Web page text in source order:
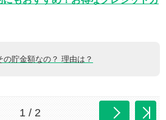
の貯金額なの？ 理由は？
1 / 2